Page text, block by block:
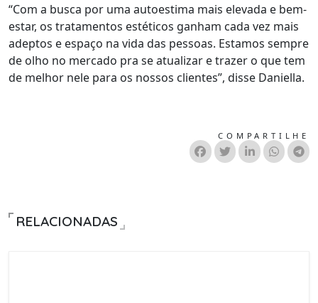
“Com a busca por uma autoestima mais elevada e bem-
estar, os tratamentos estéticos ganham cada vez mais
adeptos e espaço na vida das pessoas. Estamos sempre
de olho no mercado pra se atualizar e trazer o que tem
de melhor nele para os nossos clientes”, disse Daniella.
COMPARTILHE
RELACIONADAS